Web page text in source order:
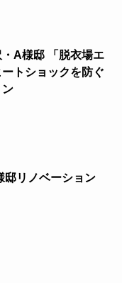
A様邸 「脱衣場エ
トショックを防ぐ
ン
邸リノベーション